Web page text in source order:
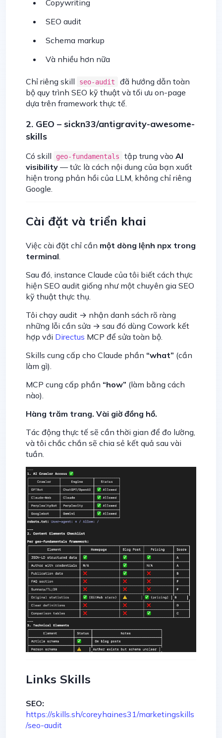
Copywriting
SEO audit
Schema markup
Và nhiều hơn nữa
Chỉ riêng skill seo-audit
đã hướng dẫn toàn
bộ quy trình SEO kỹ thuật và tối ưu on-page
dựa trên framework thực tế.
2. GEO – sickn33/antigravity-awesome-
skills
Có skill geo-fundamentals tập trung vào AI
visibility — tức là cách nội dung của bạn xuất
hiện trong phản hồi của LLM, không chỉ riêng
Google.
Cài đặt và triển khai
Việc cài đặt chỉ cần một dòng lệnh npx trong
terminal
Sau đó, instance Claude của tôi biết cách thực
hiện SEO audit giống như một chuyên gia SEO
kỹ thuật thực thụ.
Tôi chạy audit → nhận danh sách rõ ràng
những lỗi cần sửa → sau đó dùng Cowork kết
hợp với Directus MCP để sửa toàn bộ.
Skills cung cấp cho Claude phần “what” (cần
làm gì).
MCP cung cấp phần “how” (làm bằng cách
nào).
Hàng trăm trang. Vài giờ đồng hồ.
Tác động thực tế sẽ cần thời gian để đo lường,
và tôi chắc chắn sẽ chia sẻ kết quả sau vài
tuần.
Links Skills
SEO:
https://skills.sh/coreyhaines31/marketingskills
/seo-audit